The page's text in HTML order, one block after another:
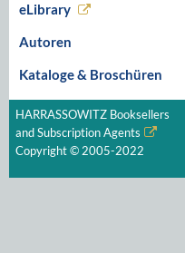
eLibrary
Autoren
Kataloge & Broschüren
HARRASSOWITZ Booksellers
and Subscription Agents
Copyright © 2005-2022